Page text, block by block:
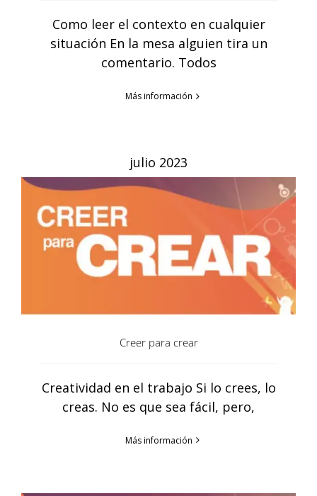
Como leer el contexto en cualquier
situación En la mesa alguien tira un
comentario. Todos
Más información
julio 2023
Creer para crear
Creatividad en el trabajo Si lo crees, lo
creas. No es que sea fácil, pero,
Más información